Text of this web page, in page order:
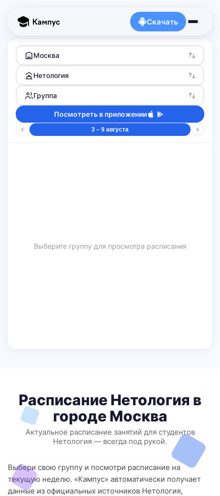
Скачать
Москва
Нетология
Группа
Посмотреть в приложении
3 – 9 августа
Выберите группу для просмотра расписания
Расписание Нетология в
городе Москва
Актуальное расписание занятий для студентов
Нетология — всегда под рукой.
Выбери свою группу и посмотри расписание на
текущую неделю. «Кампус» автоматически получает
данные из официальных источников Нетология,